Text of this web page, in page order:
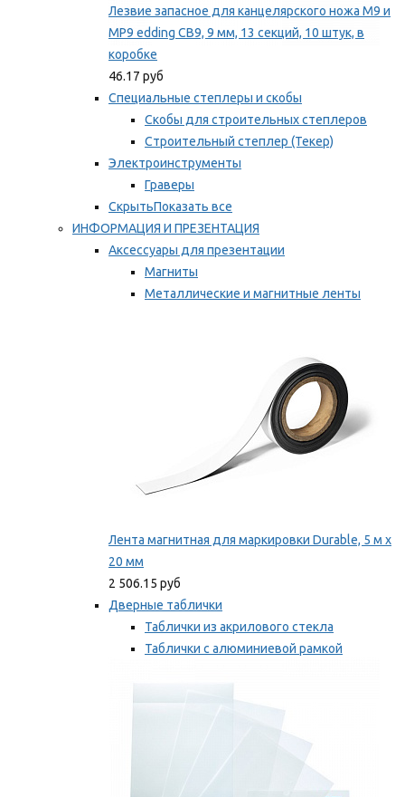
Лезвие запасное для канцелярского ножа M9 и
MP9 edding CB9, 9 мм, 13 секций, 10 штук, в
коробке
46.17 руб
Специальные степлеры и скобы
Скобы для строительных степлеров
Строительный степлер (Текер)
Электроинструменты
Граверы
СкрытьПоказать все
ИНФОРМАЦИЯ И ПРЕЗЕНТАЦИЯ
Аксессуары для презентации
Магниты
Металлические и магнитные ленты
Лента магнитная для маркировки Durable, 5 м х
20 мм
2 506.15 руб
Дверные таблички
Таблички из акрилового стекла
Таблички с алюминиевой рамкой